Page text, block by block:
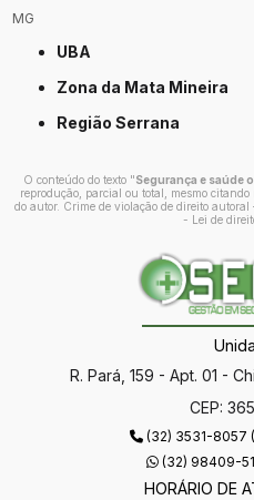
MG
UBA
Zona da Mata Mineira
Região Serrana
O conteúdo do texto "Segurança e saúde
reprodução, parcial ou total, mesmo
do autor. Crime de violação de direito autoral
- Lei de
R. Pará, 159 - Apt. 01 -
CEP:
(32) 3531-8057
(32) 98409-
HORÁRIO DE